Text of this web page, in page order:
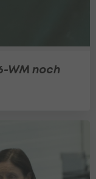
WM noch